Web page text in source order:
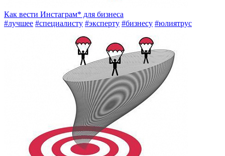
Как вести Инстаграм* для бизнеса
#лучшее #специалисту #эксперту #бизнесу #юлиятрус